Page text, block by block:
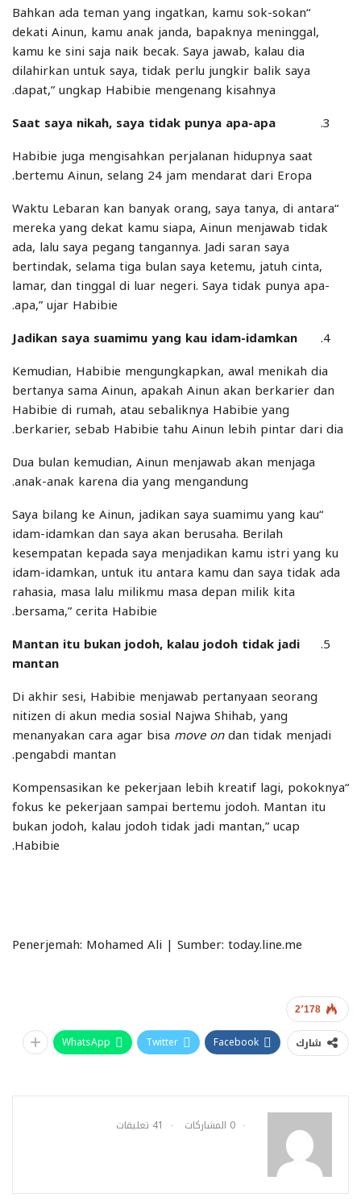
“Bahkan ada teman yang ingatkan, kamu sok-sokan
dekati Ainun, kamu anak janda, bapaknya meninggal,
kamu ke sini saja naik becak. Saya jawab, kalau dia
dilahirkan untuk saya, tidak perlu jungkir balik saya
dapat,” ungkap Habibie mengenang kisahnya.
Saat saya nikah, saya tidak punya apa-apa
Habibie juga mengisahkan perjalanan hidupnya saat
bertemu Ainun, selang 24 jam mendarat dari Eropa.
“Waktu Lebaran kan banyak orang, saya tanya, di antara
mereka yang dekat kamu siapa, Ainun menjawab tidak
ada, lalu saya pegang tangannya. Jadi saran saya
bertindak, selama tiga bulan saya ketemu, jatuh cinta,
lamar, dan tinggal di luar negeri. Saya tidak punya apa-
apa,” ujar Habibie.
Jadikan saya suamimu yang kau idam-idamkan
Kemudian, Habibie mengungkapkan, awal menikah dia
bertanya sama Ainun, apakah Ainun akan berkarier dan
Habibie di rumah, atau sebaliknya Habibie yang
berkarier, sebab Habibie tahu Ainun lebih pintar dari dia.
Dua bulan kemudian, Ainun menjawab akan menjaga
anak-anak karena dia yang mengandung.
“Saya bilang ke Ainun, jadikan saya suamimu yang kau
idam-idamkan dan saya akan berusaha. Berilah
kesempatan kepada saya menjadikan kamu istri yang ku
idam-idamkan, untuk itu antara kamu dan saya tidak ada
rahasia, masa lalu milikmu masa depan milik kita
bersama,” cerita Habibie.
Mantan itu bukan jodoh, kalau jodoh tidak jadi
mantan
Di akhir sesi, Habibie menjawab pertanyaan seorang
nitizen di akun media sosial Najwa Shihab, yang
menanyakan cara agar bisa move ondan tidak menjadi
pengabdi mantan.
“Kompensasikan ke pekerjaan lebih kreatif lagi, pokoknya
fokus ke pekerjaan sampai bertemu jodoh. Mantan itu
bukan jodoh, kalau jodoh tidak jadi mantan,” ucap
Habibie.
Penerjemah: Mohamed Ali | Sumber: today.line.me
2٬178
شارك Facebook
Twitter
WhatsApp
0 المشاركات 41 تعليقات